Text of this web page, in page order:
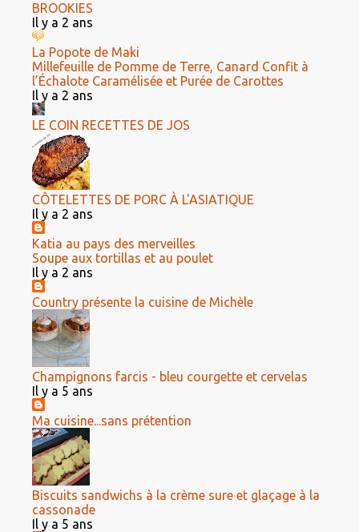
BROOKIES
Il y a 2 ans
La Popote de Maki
Millefeuille de Pomme de Terre, Canard Confit à
l’Échalote Caramélisée et Purée de Carottes
Il y a 2 ans
LE COIN RECETTES DE JOS
CÔTELETTES DE PORC À L'ASIATIQUE
Il y a 2 ans
Katia au pays des merveilles
Soupe aux tortillas et au poulet
Il y a 2 ans
Country présente la cuisine de Michèle
Champignons farcis - bleu courgette et cervelas
Il y a 5 ans
Ma cuisine...sans prétention
Biscuits sandwichs à la crème sure et glaçage à la
cassonade
Il y a 5 ans